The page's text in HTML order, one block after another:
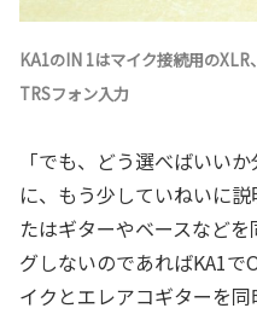
KA1のIN 1はマイク接続用の
TRSフォン入力
「でも、どう選べばいい
に、もう少していねいに
たはギターやベースなど
グしないのであればKA1で
イクとエレアコギターを